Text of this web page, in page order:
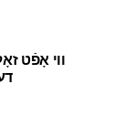
ווי אָפֿט